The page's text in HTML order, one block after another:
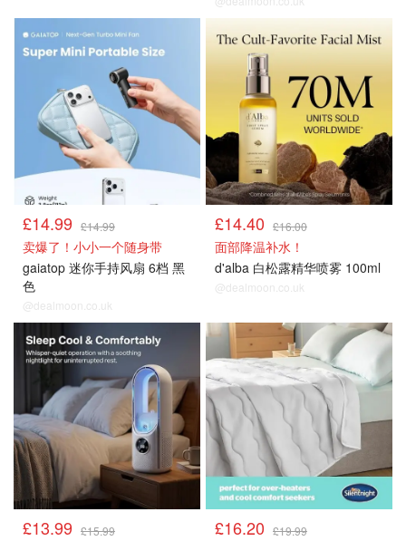
降温好物
£14.99 £14.99
卖爆了！小小一个随身带
gaiatop 迷你手持风扇 6档 黑
色
@dealmoon.co.uk
降温好物
£14.40 £16.00
面部降温补水！
d'alba 白松露精华喷雾 100ml
@dealmoon.co.uk
降温好物
£13.99 £15.99
降温好物
£16.20 £19.99